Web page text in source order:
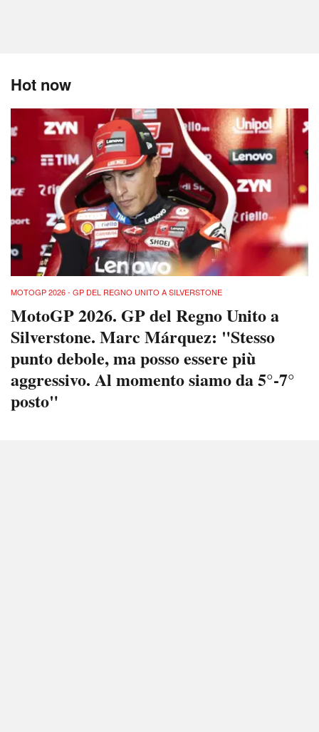
Hot now
MOTOGP 2026 - GP DEL REGNO UNITO A SILVERSTONE
MotoGP 2026. GP del Regno Unito a
Silverstone. Marc Márquez: "Stesso
punto debole, ma posso essere più
aggressivo. Al momento siamo da 5°-7°
posto"